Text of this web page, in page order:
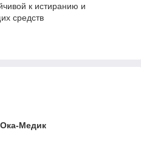
к истиранию и
средств
Ока-Медик